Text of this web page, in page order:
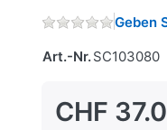
Geben
Art.-Nr.SC103080
CHF